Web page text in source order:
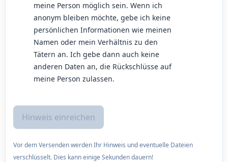
meine Person möglich sein. Wenn ich
anonym bleiben möchte, gebe ich keine
persönlichen Informationen wie meinen
Namen oder mein Verhältnis zu den
Tätern an. Ich gebe dann auch keine
anderen Daten an, die Rückschlüsse auf
meine Person zulassen.
Vor dem Versenden werden Ihr Hinweis und eventuelle Dateien
verschlüsselt. Dies kann einige Sekunden dauern!